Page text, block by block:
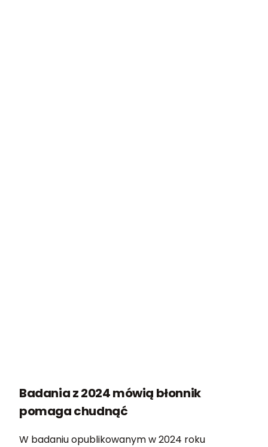
Badania z 2024 mówią błonnik
pomaga chudnąć
W badaniu opublikowanym w 2024 roku